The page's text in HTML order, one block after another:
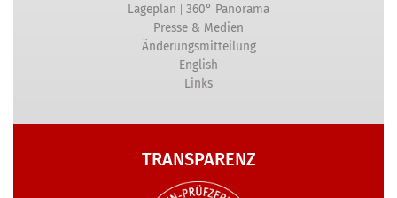
Lageplan | 360° Panorama
Presse & Medien
Änderungsmitteilung
English
Links
TRANSPARENZ